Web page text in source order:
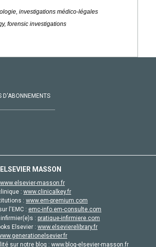
investigations médico-légales
forensic investigations
D'ABONNEMENTS
MASSON
www.elsevier-masson.fr
: www.clinicalkey.fr
: www.em-premium.com
l'EMC : emc-info.em-consulte.com
: pratique-infirmiere.com
Elsevier : www.elsevierelibrary.fr
sur notre blog : www.blog-elsevier-masson.fr